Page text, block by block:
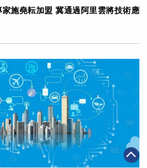
施堯耘加盟 冀通過阿里雲將技術應